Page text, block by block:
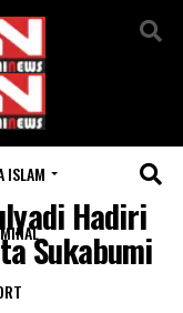
ISLAM
Hadiri
Sukabumi